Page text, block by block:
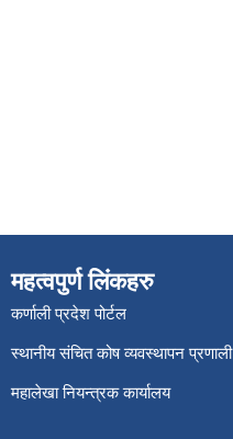
महत्वपुर्ण लिंकहरु
कर्णाली प्रदेश पोर्टल
स्थानीय संचित कोष व्यवस्थापन प्रणाली
महालेखा नियन्त्रक कार्यालय